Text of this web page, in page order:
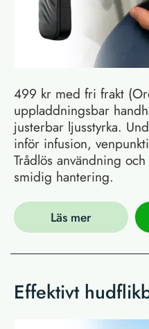
499 kr med fri frakt
uppladdningsbar
justerbar ljusstyrka.
inför infusion,
Trådlös användning
smidig hantering.
Läs mer
Effektivt